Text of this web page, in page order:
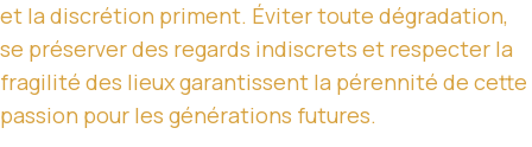
et la discrétion priment. Éviter toute dégradation,
se préserver des regards indiscrets et respecter la
fragilité des lieux garantissent la pérennité de cette
passion pour les générations futures.